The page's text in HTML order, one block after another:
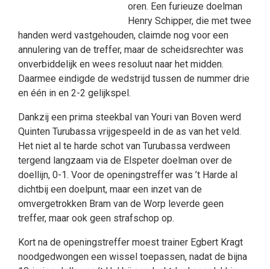
oren. Een furieuze doelman
Henry Schipper, die met twee
handen werd vastgehouden, claimde nog voor een
annulering van de treffer, maar de scheidsrechter was
onverbiddelijk en wees resoluut naar het midden.
Daarmee eindigde de wedstrijd tussen de nummer drie
en één in en 2-2 gelijkspel.
Dankzij een prima steekbal van Youri van Boven werd
Quinten Turubassa vrijgespeeld in de as van het veld.
Het niet al te harde schot van Turubassa verdween
tergend langzaam via de Elspeter doelman over de
doellijn, 0-1. Voor de openingstreffer was ’t Harde al
dichtbij een doelpunt, maar een inzet van de
omvergetrokken Bram van de Worp leverde geen
treffer, maar ook geen strafschop op.
Kort na de openingstreffer moest trainer Egbert Kragt
noodgedwongen een wissel toepassen, nadat de bijna